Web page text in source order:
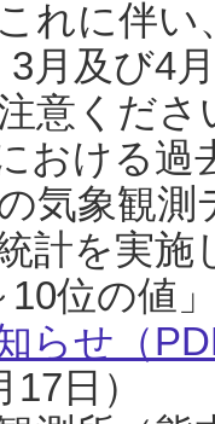
れに伴い
3月及び4
意くだ
おける過
の気象観
計を実
10位の値
らせ（
日）